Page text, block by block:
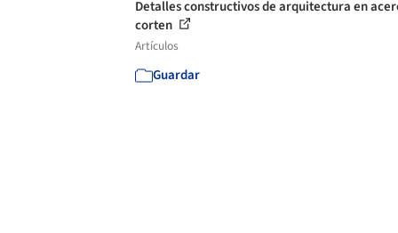
Detalles constructivos de arquitectura en
corten
Artículos
Guardar